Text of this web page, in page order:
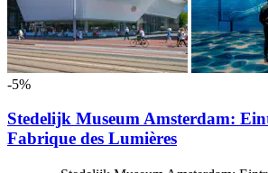
-5%
Stedelijk Museum Amsterdam:
Fabrique des Lumières